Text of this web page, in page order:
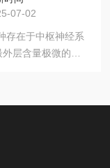
07-02
存在于中枢神经系
层含量极微的髓